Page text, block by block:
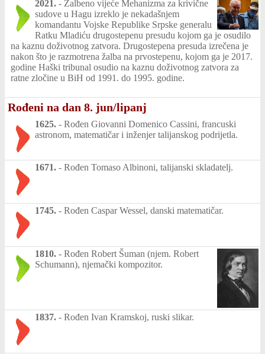
2021. - Žalbeno vijeće Mehanizma za krivične
sudove u Hagu izreklo je nekadašnjem
komandantu Vojske Republike Srpske generalu
Ratku Mladiću drugostepenu presudu kojom ga je osudilo
na kaznu doživotnog zatvora. Drugostepena presuda izrečena je
nakon što je razmotrena žalba na prvostepenu, kojom ga je 2017.
godine Haški tribunal osudio na kaznu doživotnog zatvora za
ratne zločine u BiH od 1991. do 1995. godine.
Rođeni na dan 8. jun/lipanj
1625. - Rođen Giovanni Domenico Cassini, francuski
astronom, matematičar i inženjer talijanskog podrijetla.
1671. - Rođen Tomaso Albinoni, talijanski skladatelj.
1745. - Rođen Caspar Wessel, danski matematičar.
1810. - Rođen Robert Šuman (njem. Robert
Schumann), njemački kompozitor.
1837. - Rođen Ivan Kramskoj, ruski slikar.